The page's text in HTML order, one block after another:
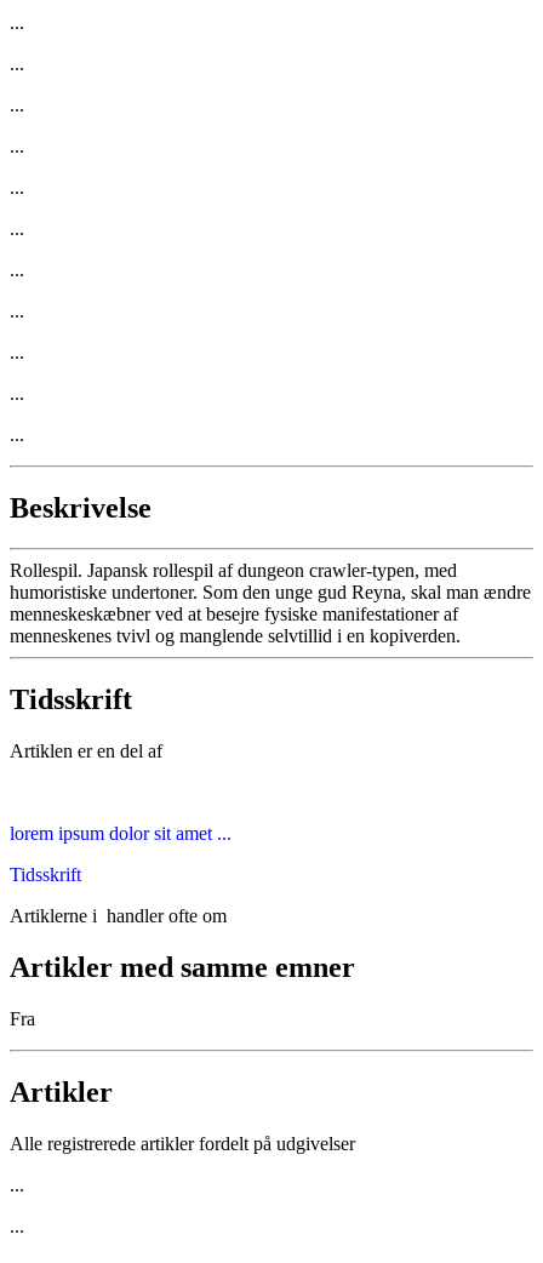
...
...
...
...
...
...
...
...
...
...
...
Beskrivelse
Rollespil. Japansk rollespil af dungeon crawler-typen, med
humoristiske undertoner. Som den unge gud Reyna, skal man ændre
menneskeskæbner ved at besejre fysiske manifestationer af
menneskenes tvivl og manglende selvtillid i en kopiverden.
Tidsskrift
Artiklen er en del af
lorem ipsum dolor sit amet ...
Tidsskrift
Artiklerne i handler ofte om
Artikler med samme emner
Fra
Artikler
Alle registrerede artikler fordelt på udgivelser
...
...